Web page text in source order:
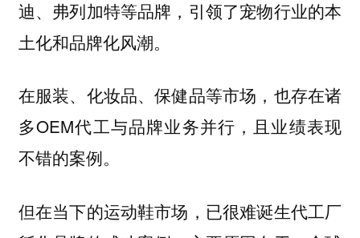
迪、弗列加特等品牌，引领了宠物行业的本
土化和品牌化风潮。
在服装、化妆品、保健品等市场，也存在诸
多OEM代工与品牌业务并行，且业绩表现
不错的案例。
但在当下的运动鞋市场，已很难诞生代工厂